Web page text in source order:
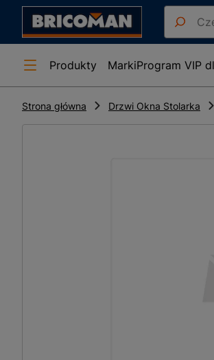
Produkty MarkiProgram VIP
Strona główna Drzwi Okna Stolarka